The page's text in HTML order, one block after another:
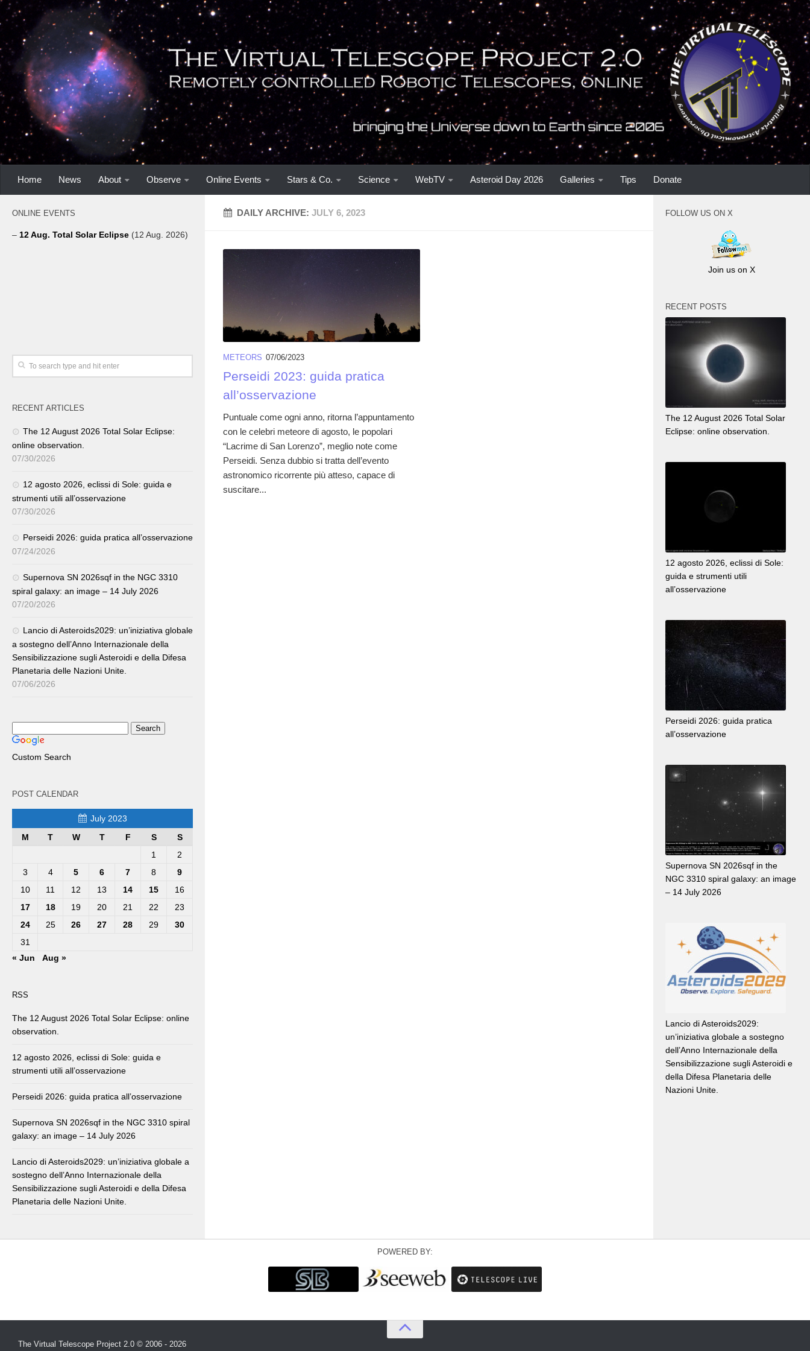
Home News About Observe Online Events Stars & Co. Science WebTV Asteroid Day 2026 Galleries Tips Donate
DAILY ARCHIVE:JULY 6, 2023
METEORS 07/06/2023
Perseidi 2023: guida pratica
all’osservazione
Puntuale come ogni anno, ritorna l’appuntamento
con le celebri meteore di agosto, le popolari
“Lacrime di San Lorenzo”, meglio note come
Perseidi. Senza dubbio si tratta dell’evento
astronomico ricorrente più atteso, capace di
suscitare...
ONLINE EVENTS
– 12 Aug. Total Solar Eclipse (12 Aug. 2026)
RECENT ARTICLES
The 12 August 2026 Total Solar Eclipse:
online observation.
07/30/2026
12 agosto 2026, eclissi di Sole: guida e
strumenti utili all’osservazione
07/30/2026
Perseidi 2026: guida pratica all’osservazione
07/24/2026
Supernova SN 2026sqf in the NGC 3310
spiral galaxy: an image – 14 July 2026
07/20/2026
Lancio di Asteroids2029: un’iniziativa globale
a sostegno dell’Anno Internazionale della
Sensibilizzazione sugli Asteroidi e della Difesa
Planetaria delle Nazioni Unite.
07/06/2026
Custom Search
POST CALENDAR
July 2023
M
T W T F S
S
1
2
3
4 5 6 7 8
9
10
11 12 13 14 15
16
17
18 19 20 21 22
23
24
25 26 27 28 29
30
31
« Jun
Aug »
RSS
The 12 August 2026 Total Solar Eclipse: online
observation.
12 agosto 2026, eclissi di Sole: guida e
strumenti utili all’osservazione
Perseidi 2026: guida pratica all’osservazione
Supernova SN 2026sqf in the NGC 3310 spiral
galaxy: an image – 14 July 2026
Lancio di Asteroids2029: un’iniziativa globale a
sostegno dell’Anno Internazionale della
Sensibilizzazione sugli Asteroidi e della Difesa
Planetaria delle Nazioni Unite.
FOLLOW US ON X
Join us on X
RECENT POSTS
The 12 August 2026 Total Solar
Eclipse: online observation.
12 agosto 2026, eclissi di Sole:
guida e strumenti utili
all’osservazione
Perseidi 2026: guida pratica
all’osservazione
Supernova SN 2026sqf in the
NGC 3310 spiral galaxy: an image
– 14 July 2026
Lancio di Asteroids2029:
un’iniziativa globale a sostegno
dell’Anno Internazionale della
Sensibilizzazione sugli Asteroidi e
della Difesa Planetaria delle
Nazioni Unite.
POWERED BY:
The Virtual Telescope Project 2.0 © 2006 - 2026